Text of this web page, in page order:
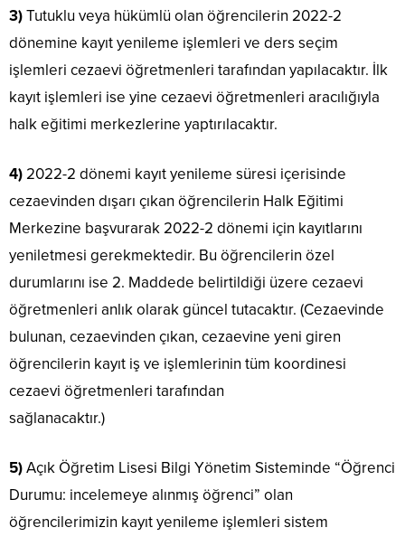
3)Tutuklu veya hükümlü olan öğrencilerin 2022-2
dönemine kayıt yenileme işlemleri ve ders seçim
işlemleri cezaevi öğretmenleri tarafından yapılacaktır. İlk
kayıt işlemleri ise yine cezaevi öğretmenleri aracılığıyla
halk eğitimi merkezlerine yaptırılacaktır.
4) 2022-2 dönemi kayıt yenileme süresi içerisinde
cezaevinden dışarı çıkan öğrencilerin Halk Eğitimi
Merkezine başvurarak 2022-2 dönemi için kayıtlarını
yeniletmesi gerekmektedir. Bu öğrencilerin özel
durumlarını ise 2. Maddede belirtildiği üzere cezaevi
öğretmenleri anlık olarak güncel tutacaktır. (Cezaevinde
bulunan, cezaevinden çıkan, cezaevine yeni giren
öğrencilerin kayıt iş ve işlemlerinin tüm koordinesi
cezaevi öğretmenleri tarafından
sağlanacaktır.)
5)Açık Öğretim Lisesi Bilgi Yönetim Sisteminde “Öğrenci
Durumu: incelemeye alınmış öğrenci” olan
öğrencilerimizin kayıt yenileme işlemleri sistem